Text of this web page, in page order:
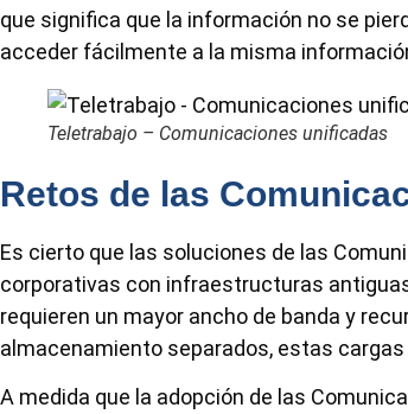
que significa que la información no se
acceder fácilmente a la misma
Teletrabajo – Comunicaciones unificadas
Retos de las
Es cierto que las soluciones de las
corporativas con infraestructuras
requieren un mayor ancho de banda y
almacenamiento separados, estas
A medida que la adopción de las